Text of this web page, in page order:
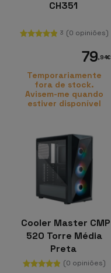
CH351
3 (0 opiniões)
79,94€
Temporariamente
fora de stock.
Avisem-me quando
estiver disponível
Cooler Master CMP
520 Torre Média
Preta
(0 opiniões)